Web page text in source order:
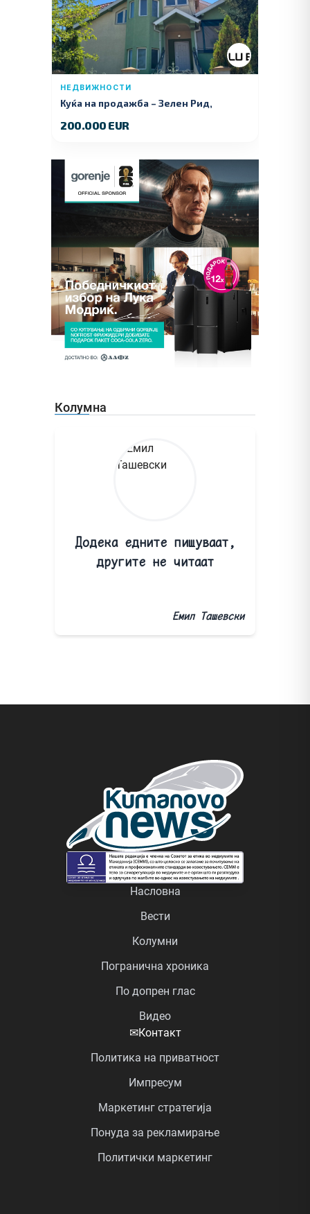
НЕДВИЖНОСТИ
Куќа на продажба – Зелeн Рид,
200.000 EUR
Колумна
Додека едните пишуваат,
другите не читаат
Емил Ташевски
Насловна
Вести
Колумни
Погранична хроника
По допрен глас
Видео
✉Контакт
Политика на приватност
Импресум
Маркетинг стратегија
Понуда за рекламирање
Политички маркетинг